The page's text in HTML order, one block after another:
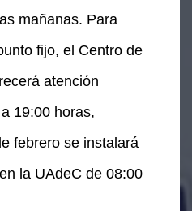
mañanas. Para
fijo, el Centro de
atención
19:00 horas,
febrero se instalará
la UAdeC de 08:00